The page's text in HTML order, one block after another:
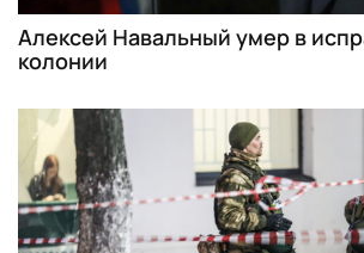
Алексей Навальный умер в
колонии